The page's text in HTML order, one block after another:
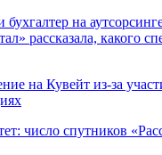
бухгалтер на
рассказала, какого
на Кувейт из-за
число спутников